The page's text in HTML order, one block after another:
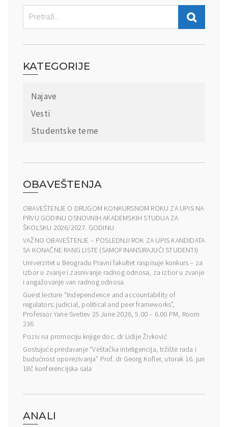
KATEGORIJE
Najave
Vesti
Studentske teme
OBAVEŠTENJA
OBAVEŠTENJE O DRUGOM KONKURSNOM ROKU ZA UPIS NA
PRVU GODINU OSNOVNIH AKADEMSKIH STUDIJA ZA
ŠKOLSKU 2026/2027. GODINU
VAŽNO OBAVEŠTENJE – POSLEDNJI ROK ZA UPIS KANDIDATA
SA KONAČNE RANG LISTE (SAMOFINANSIRAJUĆI STUDENTI)
Univerzitet u Beogradu Pravni fakultet raspisuje konkurs – za
izbor u zvanje i zasnivanje radnog odnosa, za izbor u zvanje
i angažovanje van radnog odnosa
Guest lecture “Independence and accountability of
regulators: judicial, political and peer frameworks”,
Professor Yane Svetiev 25 June 2026, 5.00 – 6.00 PM, Room
236
Poziv na promociju knjige doc. dr Lidije Živković
Gostujuće predavanje “Veštačka inteligencija, tržište rada i
budućnost oporezivanja” Prof. dr Georg Kofler, utorak 16. jun
18č konferencijska sala
ANALI